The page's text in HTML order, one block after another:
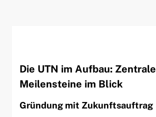
Die UTN im Aufbau: Zentrale
Meilensteine im Blick
Gründung mit Zukunftsauftrag